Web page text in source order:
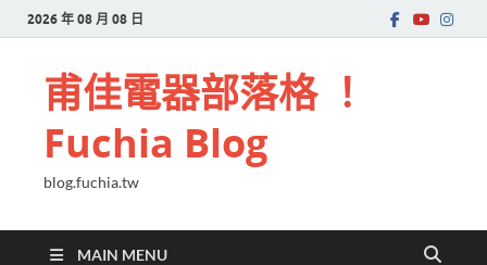
2026 年 08 月 08 日
甫佳電器部落格 ！
Fuchia Blog
blog.fuchia.tw
MAIN MENU